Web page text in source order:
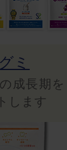
ミ
成長期を
します